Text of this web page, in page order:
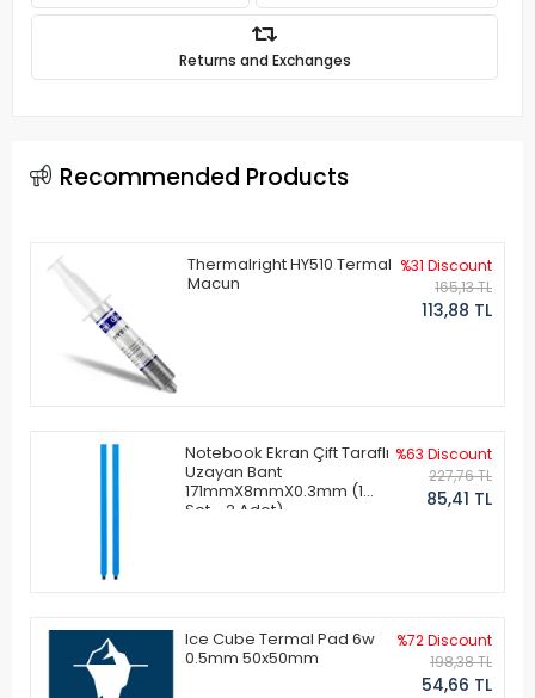
Returns and Exchanges
Recommended Products
Thermalright HY510 Termal
Macun
%31 Discount
165,13 TL
113,88 TL
Notebook Ekran Çift Taraflı
Uzayan Bant
171mmX8mmX0.3mm (1
Set - 2 Adet)
%63 Discount
227,76 TL
85,41 TL
Ice Cube Termal Pad 6w
0.5mm 50x50mm
%72 Discount
198,38 TL
54,66 TL